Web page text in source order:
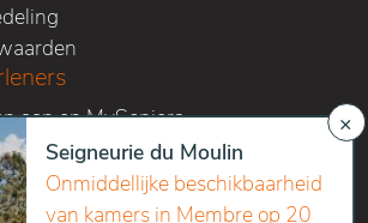
aan op MySeniors
op maat aan
sociale media kanalen
×
Seigneurie du Moulin
Onmiddellijke beschikbaarheid
van kamers in Membre op 20